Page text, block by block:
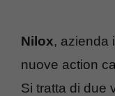
Nilox, azienda
nuove action
Si tratta di due